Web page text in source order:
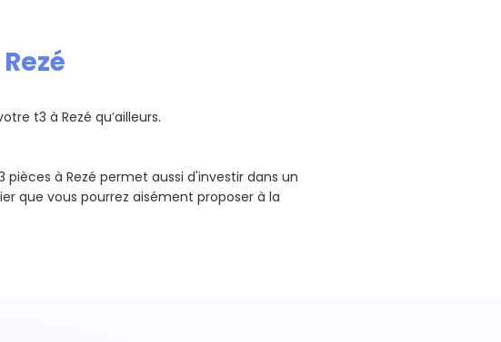
t3 à Rezé qu’ailleurs.
pièces à Rezé permet aussi d'investir dans un
que vous pourrez aisément proposer à la